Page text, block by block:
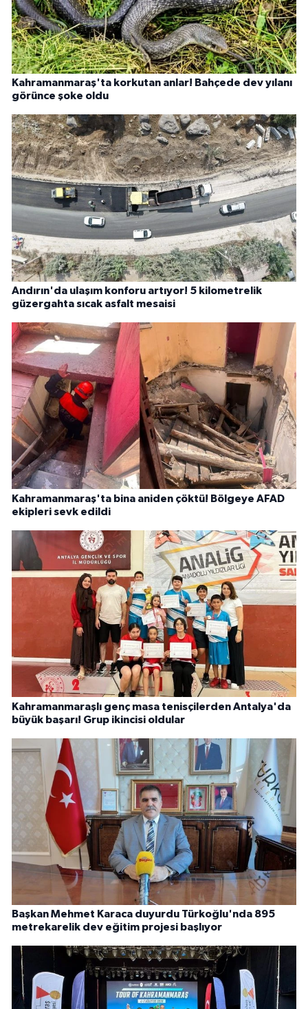
Kahramanmaraş'ta korkutan anlar! Bahçede dev yılanı
görünce şoke oldu
Andırın'da ulaşım konforu artıyor! 5 kilometrelik
güzergahta sıcak asfalt mesaisi
Kahramanmaraş'ta bina aniden çöktü! Bölgeye AFAD
ekipleri sevk edildi
Kahramanmaraşlı genç masa tenisçilerden Antalya'da
büyük başarı! Grup ikincisi oldular
Başkan Mehmet Karaca duyurdu Türkoğlu'nda 895
metrekarelik dev eğitim projesi başlıyor